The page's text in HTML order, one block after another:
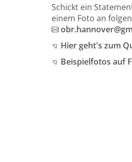
Schickt ein
einem Foto an
Hier geht's zum
Beispielfotos auf